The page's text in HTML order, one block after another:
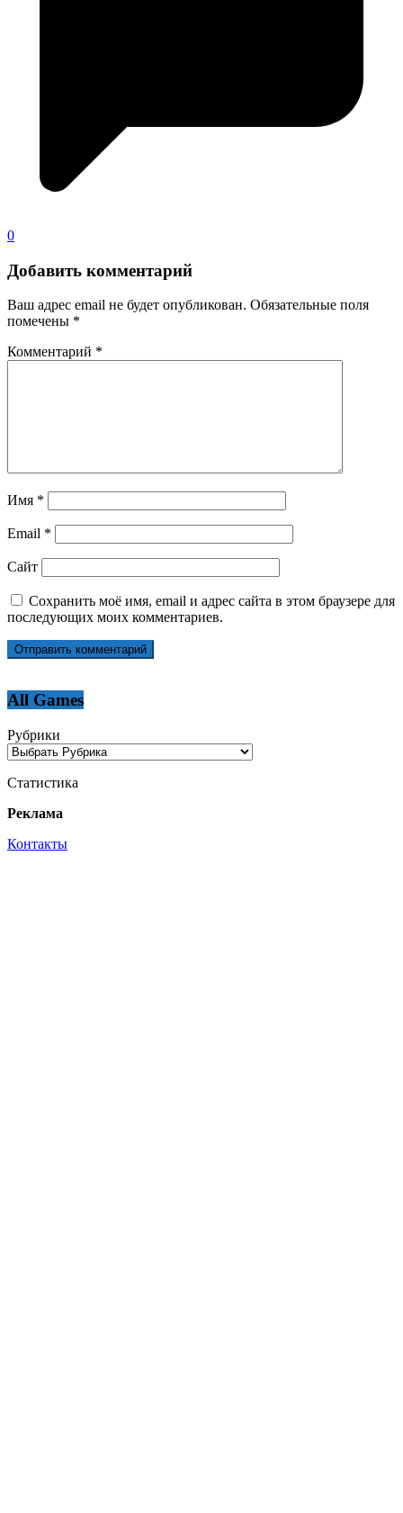
0
Добавить комментарий
Ваш адрес email не будет опубликован. Обязательные поля
помечены *
Комментарий *
Имя *
Email *
Сайт
Сохранить моё имя, email и адрес сайта в этом браузере для
последующих моих комментариев.
All Games
Рубрики
Статистика
Реклама
Контакты